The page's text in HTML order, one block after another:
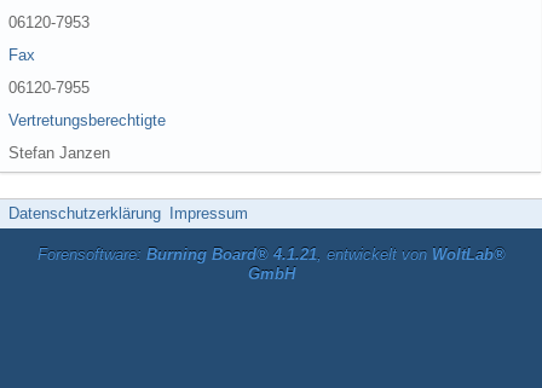
06120-7953
Fax
06120-7955
Vertretungsberechtigte
Stefan Janzen
Datenschutzerklärung Impressum
Forensoftware: Burning Board® 4.1.21, entwickelt von WoltLab®
GmbH